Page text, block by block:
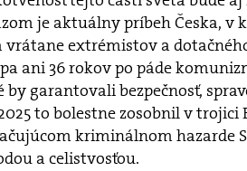
je aktuálny príbeh Česka,
vrátane extrémistov a
ani 36 rokov po páde
by garantovali bezpečnosť,
to bolestne zosobnil v trojici
kriminálnom hazarde
a celistvosťou.